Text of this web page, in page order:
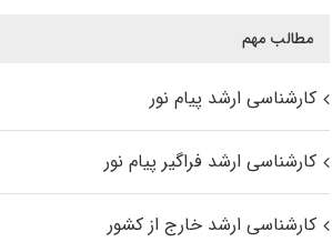
مطالب مهم
کارشناسی ارشد پیام نور
کارشناسی ارشد فراگیر پیام نور
کارشناسی ارشد خارج از کشور